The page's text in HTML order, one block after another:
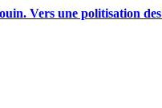
Vers une politisation des